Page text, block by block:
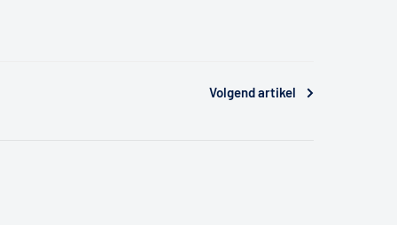
Volgend artikel